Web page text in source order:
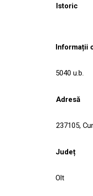
Istoric
Informații
5040 u.b.
Adresă
237105,
Județ
Olt